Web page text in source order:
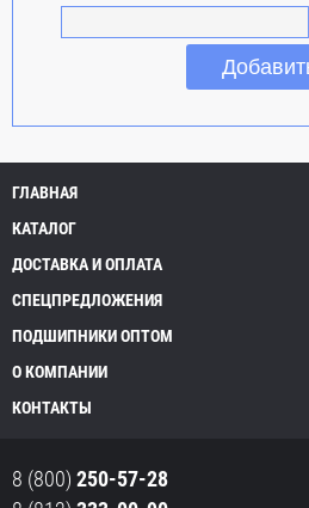
ГЛАВНАЯ
КАТАЛОГ
ДОСТАВКА И ОПЛАТА
СПЕЦПРЕДЛОЖЕНИЯ
ПОДШИПНИКИ ОПТОМ
О КОМПАНИИ
КОНТАКТЫ
8 (800) 250-57-28